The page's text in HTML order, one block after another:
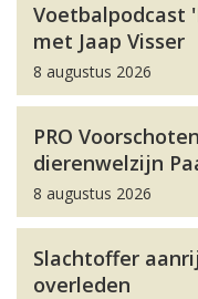
Voetbalpodcast
met Jaap Visser
8 augustus 2026
PRO
dierenwelzijn
8 augustus 2026
Slachtoffer
overleden